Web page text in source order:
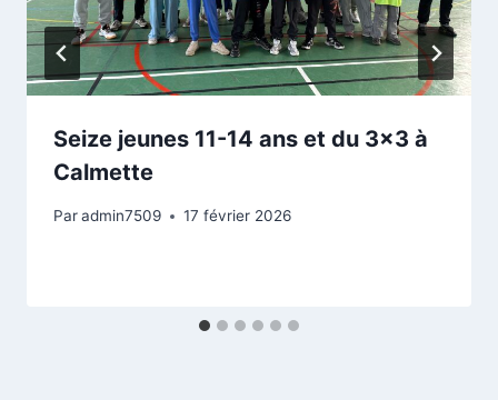
Seize jeunes 11-14 ans et du 3×3 à
Calmette
Paradmin7509 17 février 2026